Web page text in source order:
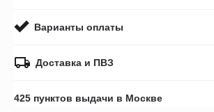
Варианты оплаты
Доставка и ПВЗ
425 пунктов выдачи в Москве